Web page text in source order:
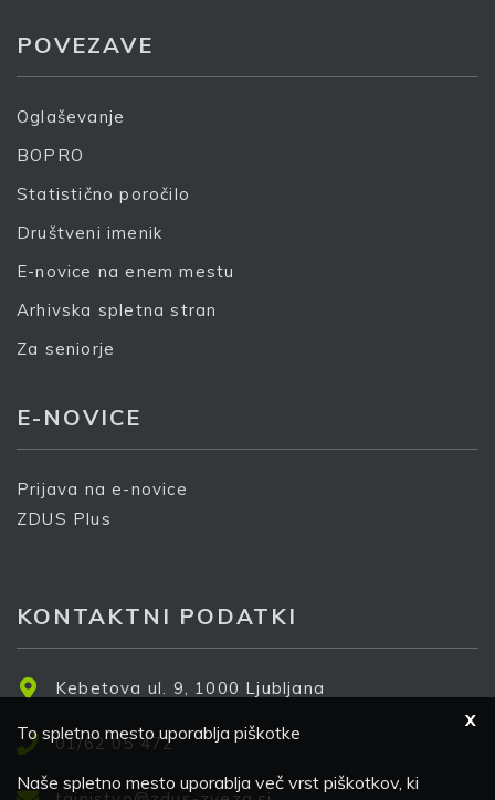
POVEZAVE
Oglaševanje
BOPRO
Statistično poročilo
Društveni imenik
E-novice na enem mestu
Arhivska spletna stran
Za seniorje
E-NOVICE
Prijava na e-novice
ZDUS Plus
KONTAKTNI PODATKI
Kebetova ul. 9, 1000 Ljubljana
01/62 05 472
X
To spletno mesto uporablja piškotke
Naše spletno mesto uporablja več vrst piškotkov, ki